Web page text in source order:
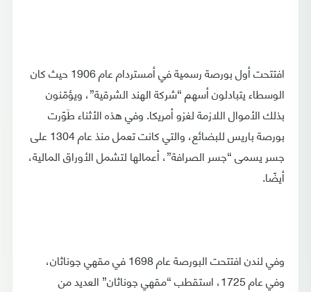
افتتحت أول بورصة رسمية في أمستردام عام 1906 حيث كان
الوسطاء يتبادلون أسهم “شركة الهند الشرقية”، ويؤمّنون
بذلك الأموال اللازمة لغزو أمريكا. وفي هذه الأثناء طَوّرت
بورصة باريس للبضائع، والتي كانت تعمل منذ عام 1304 على
جسر يسمى “جسر الصرافة”، أعمالها لتشمل الأوراق المالية،
أيضًا.
وفي لندن افتتحت البورصة عام 1698 في مقهي جوناثان،
وفي عام 1725، استقطب “مقهي جوناثان” العديد من